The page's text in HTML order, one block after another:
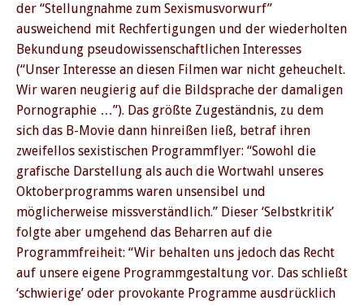
der “Stellungnahme zum Sexismusvorwurf”
ausweichend mit Rechfertigungen und der wiederholten
Bekundung pseudowissenschaftlichen Interesses
(“Unser Interesse an diesen Filmen war nicht geheuchelt.
Wir waren neugierig auf die Bildsprache der damaligen
Pornographie …”). Das größte Zugeständnis, zu dem
sich das B-Movie dann hinreißen ließ, betraf ihren
zweifellos sexistischen Programmflyer: “Sowohl die
grafische Darstellung als auch die Wortwahl unseres
Oktoberprogramms waren unsensibel und
möglicherweise missverständlich.” Dieser ‘Selbstkritik’
folgte aber umgehend das Beharren auf die
Programmfreiheit: “Wir behalten uns jedoch das Recht
auf unsere eigene Programmgestaltung vor. Das schließt
‘schwierige’ oder provokante Programme ausdrücklich